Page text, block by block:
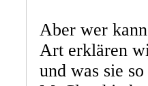
Aber wer
Art erklären
und was sie